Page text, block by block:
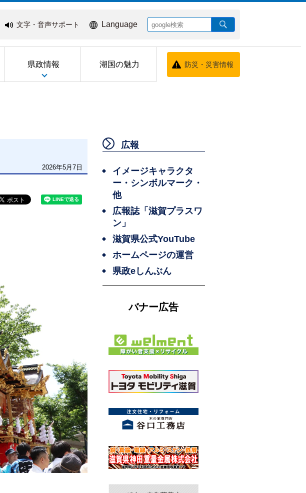
文字・音声サポート Language
県政情報 湖国の魅力 防災・災害情報
2026年5月7日
広報
イメージキャラクタ
ー・シンボルマーク・
他
広報誌「滋賀プラスワ
ン」
滋賀県公式YouTube
ホームページの運営
県政eしんぶん
バナー広告